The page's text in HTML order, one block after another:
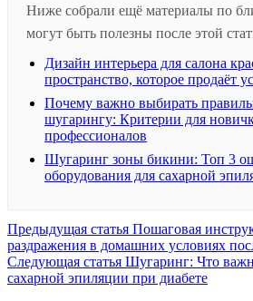
Ниже собрали ещё материалы по
могут быть полезны после этой
Дизайн интерьера для салона
пространство, которое продаёт
Почему важно выбирать
шугарингу: Критерии для
профессионалов
Шугаринг зоны бикини: Топ 3
оборудования для сахарной
Предыдущая статья Предыдущая
запись:
Пошаговая
раздражения в домашних условиях
Следующая статья Следующая
запись:
Шугаринг: Что
сахарной эпиляции при диабете